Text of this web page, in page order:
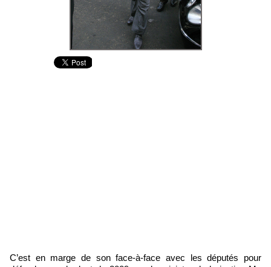
C’est en marge de son face-à-face avec les députés pour